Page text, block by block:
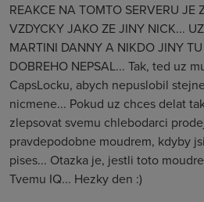
REAKCE NA TOMTO SERVERU JE
VZDYCKY JAKO ZE JINY NICK...
MARTINI DANNY A NIKDO JINY
DOBREHO NEPSAL... Tak, ted uz
CapsLocku, abych nepuslobil
nicmene... Pokud uz chces delat
zlepsovat svemu chlebodarci
pravdepodobne moudrem, kdyby
pises... Otazka je, jestli toto
Tvemu IQ... Hezky den :)